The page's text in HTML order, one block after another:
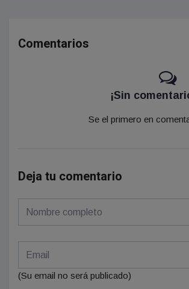
Comentarios
¡Sin
Se el primero en
Deja tu comentario
(Su email no será publicado)